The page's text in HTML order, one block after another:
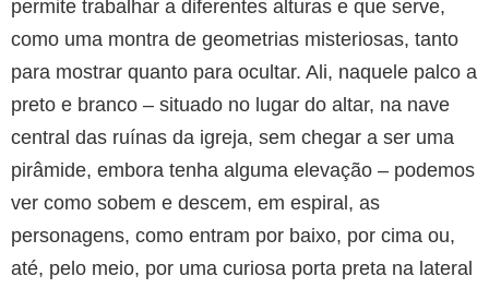
permite trabalhar a diferentes alturas e que serve,
como uma montra de geometrias misteriosas, tanto
para mostrar quanto para ocultar. Ali, naquele palco a
preto e branco – situado no lugar do altar, na nave
central das ruínas da igreja, sem chegar a ser uma
pirâmide, embora tenha alguma elevação – podemos
ver como sobem e descem, em espiral, as
personagens, como entram por baixo, por cima ou,
até, pelo meio, por uma curiosa porta preta na lateral